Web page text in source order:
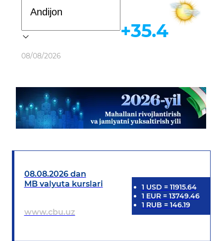
Ob-havo
08/08/2026
+35.4
08.08.2026 dan
MB valyuta kurslari
www.cbu.uz
1 USD = 11915.64
1 EUR= 13749.46
1 RUB = 146.19